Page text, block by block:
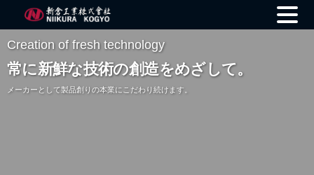
content
Creation of fresh technology
常に新鮮な技術の創造をめざして。
メーカーとして製品創りの本業にこだわり続けます。